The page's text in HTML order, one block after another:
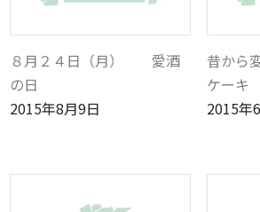
８月２４日（月） 愛酒
の日
2015年8月9日
昔から
ケーキ
2015年